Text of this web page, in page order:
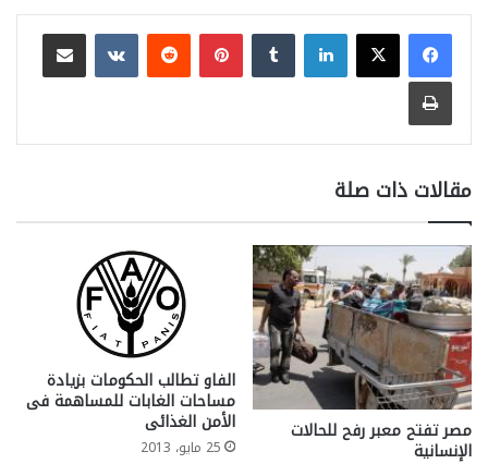
لينكدإن بينتيريست
مشاركة عبر البريد
طباعة
مقالات ذات صلة
مصر تفتح معبر رفح للحالات
الإنسانية
الفاو تطالب الحكومات بزيادة
مساحات الغابات للمساهمة فى
الأمن الغذائى
25 مايو، 2013